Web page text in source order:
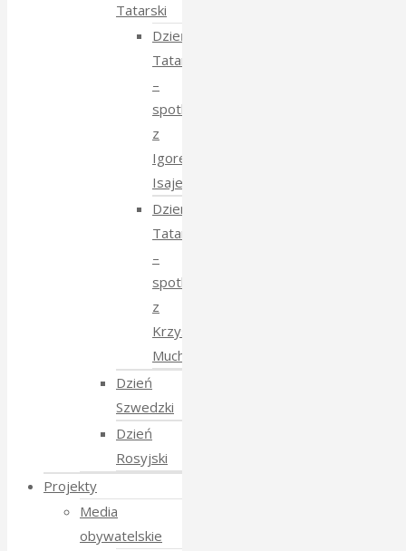
Tatarski
Dzień
Tatarski
–
spotkanie
z
Igorem
Isajewem
Dzien
Tatarski
–
spotkanie
z
Krzysztofem
Mucharskim
Dzień
Szwedzki
Dzień
Rosyjski
Projekty
Media
obywatelskie